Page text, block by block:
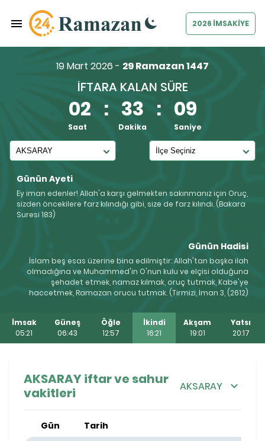
2026 İMSAKİYE
Günün Ayeti
Ey iman edenler! Allah'a karşı gelmekten sakınmanız için Oruç,
sizden öncekilere farz kılındığı gibi, size de farz kılındı. (Bakara
Suresi 183)
19 Mart 2026 - 29 Ramazan 1447
İFTARA KALAN SÜRE
02 : 33 : 08
Saat Dakika Saniye
Günün Hadisi
İslam beş esas üzerine bina edilmiştir: Allah'tan başka ilah
olmadığına ve Muhammed'in O'nun kulu ve elçisi olduğuna
şehadet etmek, namaz kılmak, oruç tutmak, Kabe'ye
haccetmek, Ramazan orucu tutmak. (Tirmizi, İman 3, (2612)
İmsak
05:21
Güneş
06:43
Öğle
12:57
İkindi
16:21
Akşam
19:01
Yatsı
20:17
AKSARAY iftar ve sahur
vakitleri
AKSARAY
Gün Tarih